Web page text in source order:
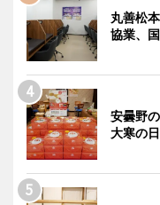
丸善松
協業、
安曇野
大寒の